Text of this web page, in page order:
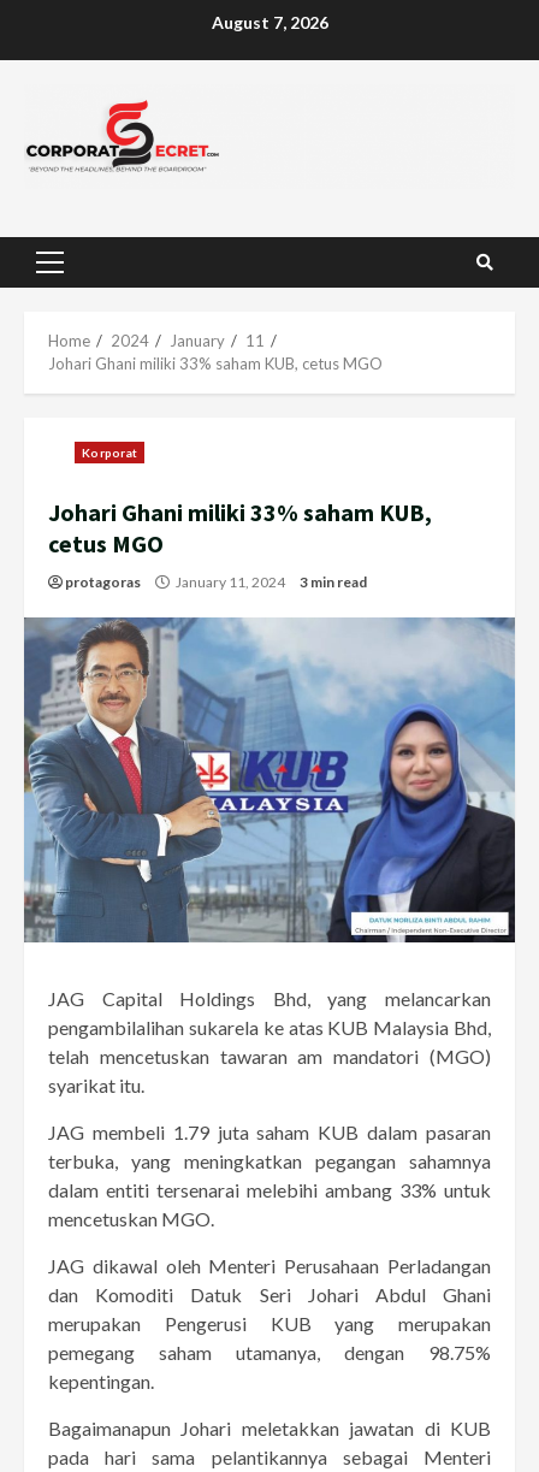
August 7, 2026
Primary
Home 2024 January
11
Johari Ghani miliki 33% saham KUB, cetus MGO
Korporat
Johari Ghani miliki 33% saham KUB,
cetus MGO
protagoras January 11, 2024 3 min read
JAG Capital Holdings Bhd, yang melancarkan
pengambilalihan sukarela ke atas KUB Malaysia Bhd,
telah mencetuskan tawaran am mandatori (MGO)
syarikat itu.
JAG membeli 1.79 juta saham KUB dalam pasaran
terbuka, yang meningkatkan pegangan sahamnya
dalam entiti tersenarai melebihi ambang 33% untuk
mencetuskan MGO.
JAG dikawal oleh Menteri Perusahaan Perladangan
dan Komoditi Datuk Seri Johari Abdul Ghani
merupakan Pengerusi KUB yang merupakan
pemegang saham utamanya, dengan 98.75%
kepentingan.
Bagaimanapun Johari meletakkan jawatan di KUB
pada hari sama pelantikannya sebagai Menteri